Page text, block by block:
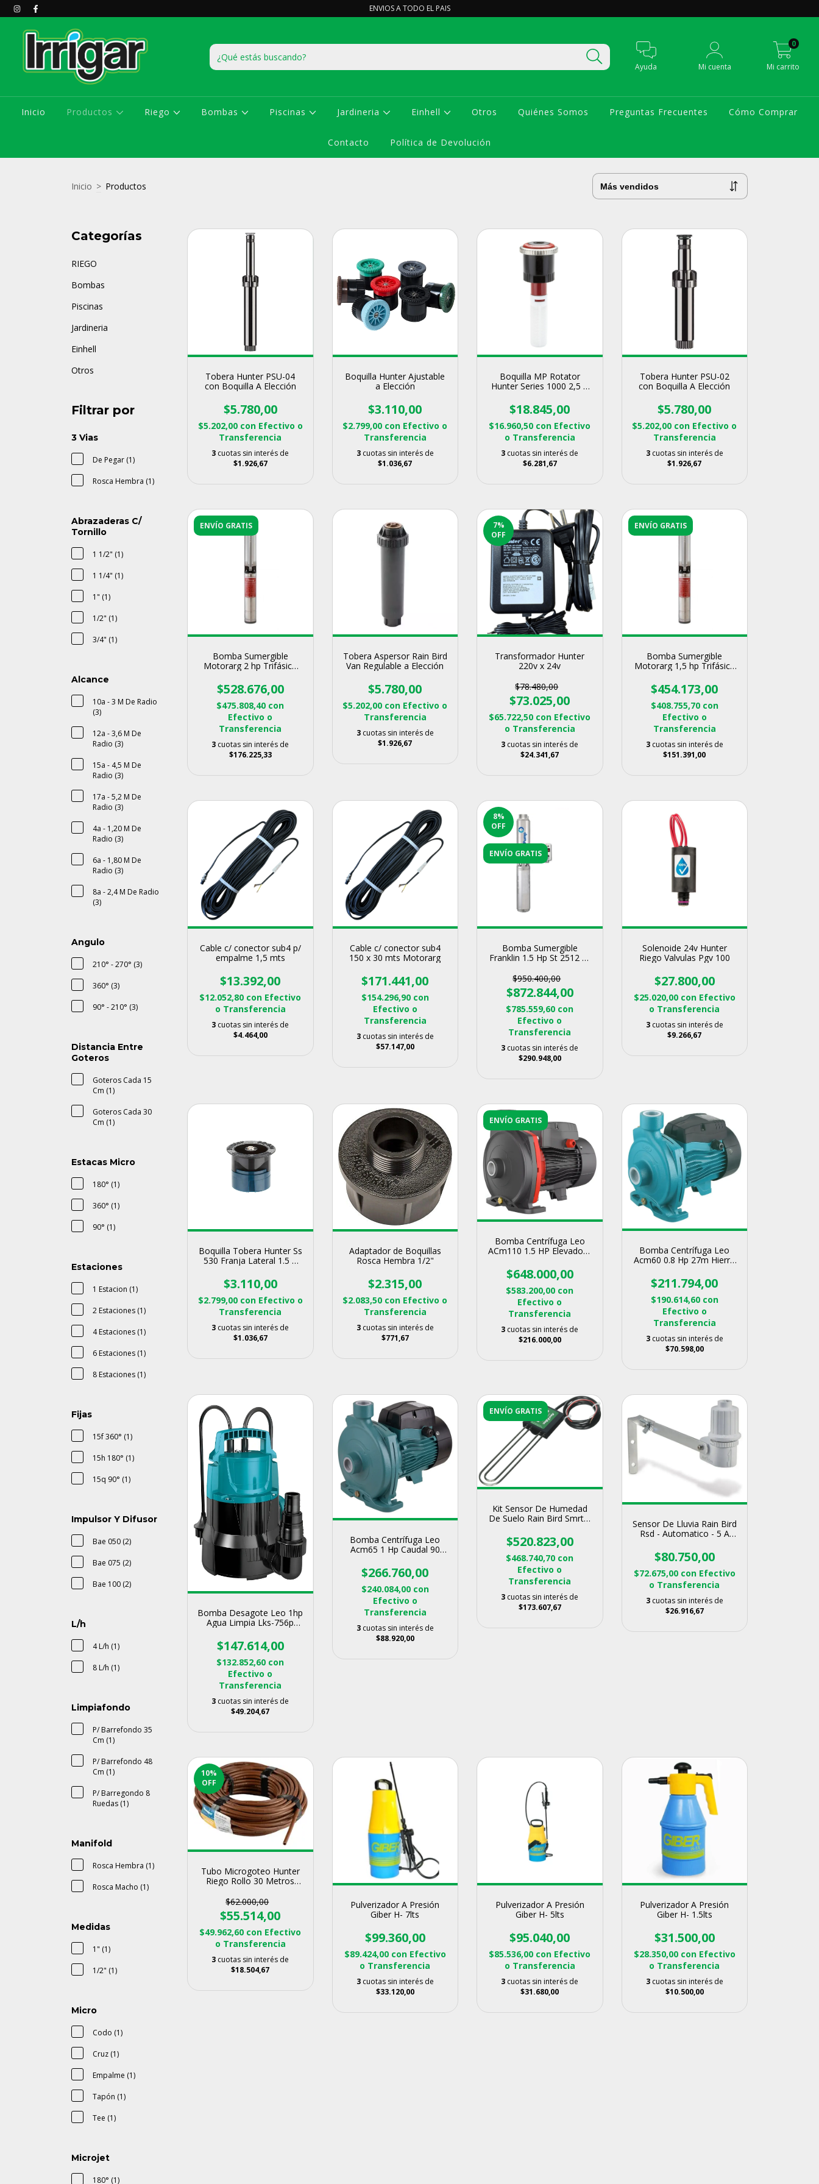
ENVIOS A TODO EL PAIS
Ayuda Mi cuenta Mi carrito
0
Inicio Productos Riego Bombas Piscinas Jardineria Einhell Otros Quiénes Somos Preguntas Frecuentes Cómo Comprar
Contacto Política de Devolución
Inicio > Productos
Categorías
RIEGO
Bombas
Piscinas
Jardineria
Einhell
Otros
Filtrar por
3 Vias
De Pegar (1)
Rosca Hembra (1)
Abrazaderas C/
Tornillo
1 1/2" (1)
1 1/4" (1)
1" (1)
1/2" (1)
3/4" (1)
Alcance
10a - 3 M De Radio
(3)
12a - 3,6 M De
Radio (3)
15a - 4,5 M De
Radio (3)
17a - 5,2 M De
Radio (3)
4a - 1,20 M De
Radio (3)
6a - 1,80 M De
Radio (3)
8a - 2,4 M De Radio
(3)
Angulo
210° - 270° (3)
360° (3)
90° - 210° (3)
Distancia Entre
Goteros
Goteros Cada 15
Cm (1)
Goteros Cada 30
Cm (1)
Estacas Micro
180° (1)
360° (1)
90° (1)
Estaciones
1 Estacion (1)
2 Estaciones (1)
4 Estaciones (1)
6 Estaciones (1)
8 Estaciones (1)
Fijas
15f 360° (1)
15h 180° (1)
15q 90° (1)
Impulsor Y Difusor
Bae 050 (2)
Bae 075 (2)
Bae 100 (2)
L/h
4 L/h (1)
8 L/h (1)
Limpiafondo
P/ Barrefondo 35
Cm (1)
P/ Barrefondo 48
Cm (1)
P/ Barregondo 8
Ruedas (1)
Manifold
Rosca Hembra (1)
Rosca Macho (1)
Medidas
1" (1)
1/2" (1)
Micro
Codo (1)
Cruz (1)
Empalme (1)
Tapón (1)
Tee (1)
Microjet
180° (1)
Tobera Hunter PSU-04
con Boquilla A Elección
$5.780,00
$5.202,00 con Efectivo o
Transferencia
3 cuotas sin interés de
$1.926,67
Boquilla Hunter Ajustable
a Elección
$3.110,00
$2.799,00 con Efectivo o
Transferencia
3 cuotas sin interés de
$1.036,67
Boquilla MP Rotator
Hunter Series 1000 2,5 A
$18.845,00
$16.960,50 con Efectivo
o Transferencia
3 cuotas sin interés de
$6.281,67
Tobera Hunter PSU-02
con Boquilla A Elección
$5.780,00
$5.202,00 con Efectivo o
Transferencia
3 cuotas sin interés de
$1.926,67
ENVÍO GRATIS
Bomba Sumergible
Motorarg 2 hp Trifásica
$528.676,00
$475.808,40 con
Efectivo o
Transferencia
3 cuotas sin interés de
$176.225,33
Tobera Aspersor Rain Bird
Van Regulable a Elección
$5.780,00
$5.202,00 con Efectivo o
Transferencia
3 cuotas sin interés de
$1.926,67
7%
OFF
Transformador Hunter
220v x 24v
$78.480,00
$73.025,00
$65.722,50 con Efectivo
o Transferencia
3 cuotas sin interés de
$24.341,67
ENVÍO GRATIS
Bomba Sumergible
Motorarg 1,5 hp Trifásica
$454.173,00
$408.755,70 con
Efectivo o
Transferencia
3 cuotas sin interés de
$151.391,00
Cable c/ conector sub4 p/
empalme 1,5 mts
$13.392,00
$12.052,80 con Efectivo
o Transferencia
3 cuotas sin interés de
$4.464,00
Cable c/ conector sub4
150 x 30 mts Motorarg
$171.441,00
$154.296,90 con
Efectivo o
Transferencia
3 cuotas sin interés de
$57.147,00
8%
OFF
ENVÍO GRATIS
Bomba Sumergible
Franklin 1.5 Hp St 2512 C/
$950.400,00
$872.844,00
$785.559,60 con
Efectivo o
Transferencia
3 cuotas sin interés de
$290.948,00
Solenoide 24v Hunter
Riego Valvulas Pgv 100
$27.800,00
$25.020,00 con Efectivo
o Transferencia
3 cuotas sin interés de
$9.266,67
Boquilla Tobera Hunter Ss
530 Franja Lateral 1.5 X
$3.110,00
$2.799,00 con Efectivo o
Transferencia
3 cuotas sin interés de
$1.036,67
Adaptador de Boquillas
Rosca Hembra 1/2"
$2.315,00
$2.083,50 con Efectivo o
Transferencia
3 cuotas sin interés de
$771,67
ENVÍO GRATIS
Bomba Centrífuga Leo
ACm110 1.5 HP Elevadora
Fundido 40M
$648.000,00
$583.200,00 con
Efectivo o
Transferencia
3 cuotas sin interés de
$216.000,00
Bomba Centrífuga Leo
Acm60 0.8 Hp 27m Hierro
$211.794,00
$190.614,60 con
Efectivo o
Transferencia
3 cuotas sin interés de
$70.598,00
Bomba Desagote Leo 1hp
Agua Limpia Lks-756p
$147.614,00
$132.852,60 con
Efectivo o
Transferencia
3 cuotas sin interés de
$49.204,67
Bomba Centrífuga Leo
Acm65 1 Hp Caudal 90
$266.760,00
$240.084,00 con
Efectivo o
Transferencia
3 cuotas sin interés de
$88.920,00
ENVÍO GRATIS
Kit Sensor De Humedad
De Suelo Rain Bird Smrt-y
$520.823,00
$468.740,70 con
Efectivo o
Transferencia
3 cuotas sin interés de
$173.607,67
Sensor De Lluvia Rain Bird
Rsd - Automatico - 5 A
$80.750,00
$72.675,00 con Efectivo
o Transferencia
3 cuotas sin interés de
$26.916,67
10%
OFF
Tubo Microgoteo Hunter
Riego Rollo 30 Metros
$62.000,00
$55.514,00
$49.962,60 con Efectivo
o Transferencia
3 cuotas sin interés de
$18.504,67
Pulverizador A Presión
Giber H- 7lts
$99.360,00
$89.424,00 con Efectivo
o Transferencia
3 cuotas sin interés de
$33.120,00
Pulverizador A Presión
Giber H- 5lts
$95.040,00
$85.536,00 con Efectivo
o Transferencia
3 cuotas sin interés de
$31.680,00
Pulverizador A Presión
Giber H- 1.5lts
$31.500,00
$28.350,00 con Efectivo
o Transferencia
3 cuotas sin interés de
$10.500,00